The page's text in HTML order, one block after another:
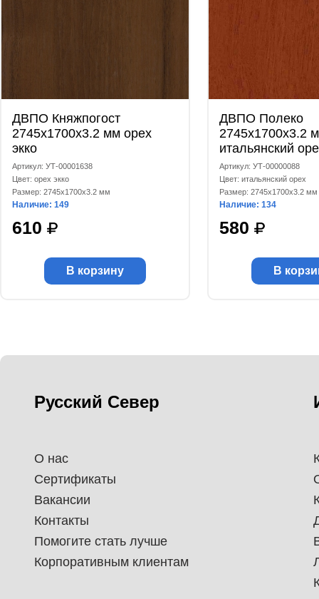
ДВПО Княжпогост
2745x1700x3.2 мм орех
экко
Артикул: УТ-00001638
Цвет: орех экко
Размер: 2745x1700x3.2 мм
Наличие: 149
610
В корзину
ДВПО Полеко
2745x1700x3.2
итальянский
Артикул: УТ-00000088
Цвет: итальянский орех
Размер: 2745x1700x3.2 мм
Наличие: 134
580
В
Русский Север
О нас
Сертификаты
Вакансии
Контакты
Помогите стать лучше
Корпоративным клиентам